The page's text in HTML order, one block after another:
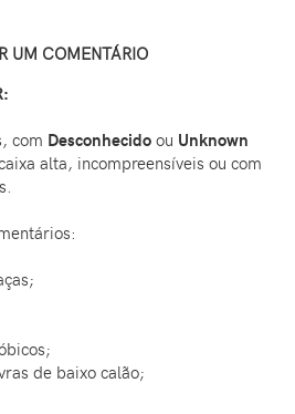
UM COMENTÁRIO
com Desconhecido ou Unknown
alta, incompreensíveis ou com
de baixo calão;